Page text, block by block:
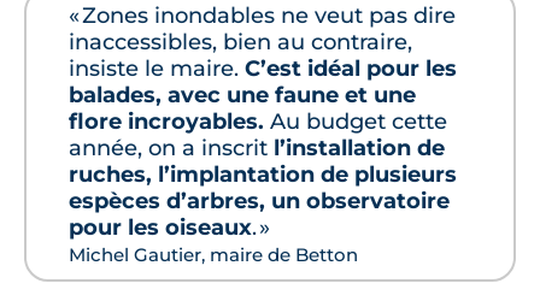
« Zones inondables ne veut pas dire
inaccessibles, bien au contraire,
insiste le maire. C’est idéal pour les
balades, avec une faune et une
flore incroyables. Au budget cette
année, on a inscrit l’installation de
ruches, l’implantation de plusieurs
espèces d’arbres, un observatoire
pour les oiseaux. »
Michel Gautier, maire de Betton